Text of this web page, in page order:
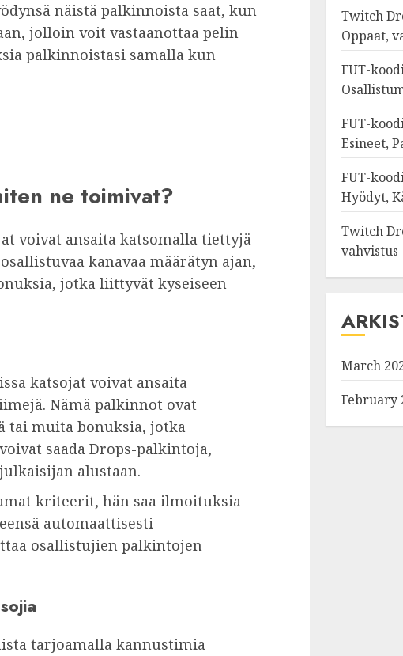
näistä palkinnoista saat, kun
jolloin voit vastaanottaa pelin
palkinnoistasi samalla kun
ne toimivat?
voivat ansaita katsomalla tiettyjä
kanavaa määrätyn ajan,
jotka liittyvät kyseiseen
katsojat voivat ansaita
Nämä palkinnot ovat
tai muita bonuksia, jotka
saada Drops-palkintoja,
alustaan.
kriteerit, hän saa ilmoituksia
automaattisesti
osallistujien palkintojen
tarjoamalla kannustimia
Twitch
Oppaat,
FUT-
FUT-
Esineet,
FUT-
Hyödyt,
Twitch
vahvistus
March
February